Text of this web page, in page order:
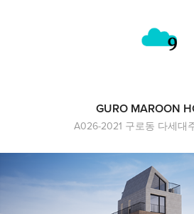
GURO MAROON
A026-2021 구로동 다세대